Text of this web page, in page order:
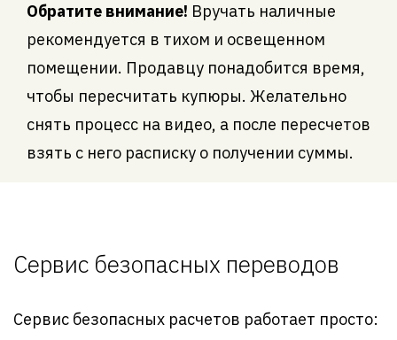
Обратите внимание! Вручать наличные
рекомендуется в тихом и освещенном
помещении. Продавцу понадобится время,
чтобы пересчитать купюры. Желательно
снять процесс на видео, а после пересчетов
взять с него расписку о получении суммы.
Сервис безопасных переводов
Сервис безопасных расчетов работает просто: